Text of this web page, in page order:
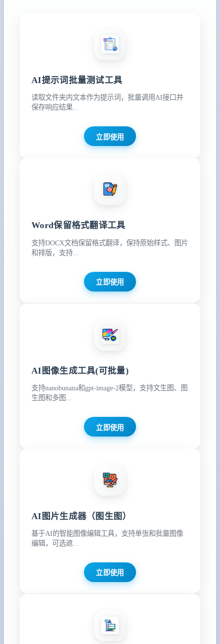
AI提示词批量测试工具
读取文件夹内文本作为提示词，批量调用AI接口并
保存响应结果...
立即使用
Word保留格式翻译工具
支持DOCX文档保留格式翻译，保持原始样式、图片
和排版，支持...
立即使用
AI图像生成工具(可批量)
支持nanobunana和gpt-image-2模型，支持文生图、图
生图和多图...
立即使用
AI图片生成器（图生图）
基于AI的智能图像编辑工具，支持单张和批量图像
编辑，可选遮...
立即使用